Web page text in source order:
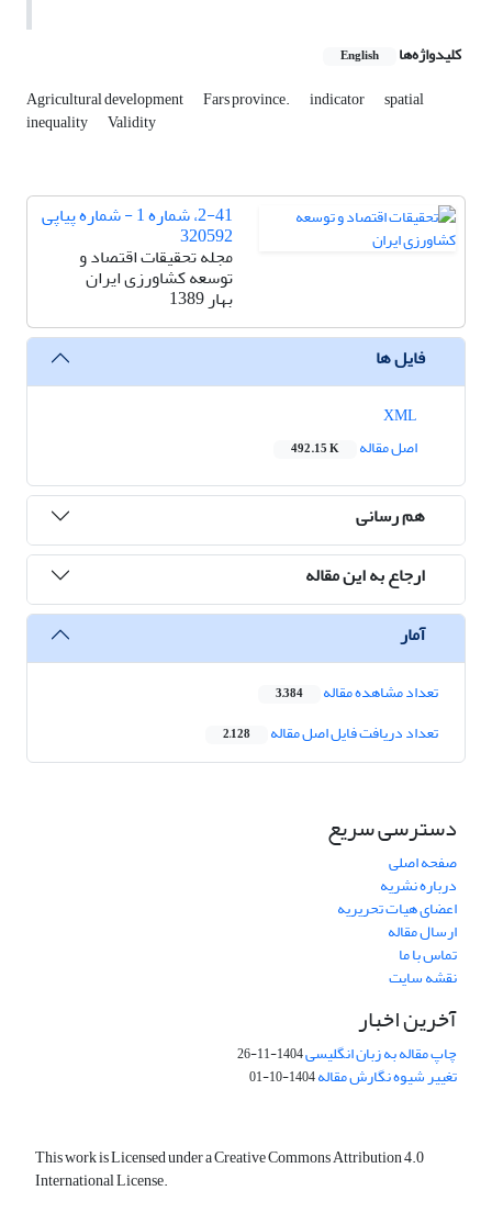
کلیدواژه‌ها English
Agricultural development Fars province. indicator spatial
inequality Validity
2-41، شماره 1 - شماره پیاپی
320592
مجله تحقیقات اقتصاد و
توسعه کشاورزی ایران
بهار 1389
فایل ها
اصل مقاله
492.15 K
هم رسانی
ارجاع به این مقاله
آمار
تعداد مشاهده مقاله 3,384
تعداد دریافت فایل اصل مقاله 2,128
دسترسی سریع
صفحه اصلی
درباره نشریه
اعضای هیات تحریریه
ارسال مقاله
تماس با ما
نقشه سایت
آخرین اخبار
چاپ مقاله به زبان انگلیسی1404-11-26
تغییر شیوه نگارش مقاله1404-10-01
This work is Licensed under a Creative Commons Attribution 4.0
International License.